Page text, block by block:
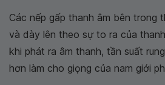
Các nếp gấp thanh âm bên trong
và dày lên theo sự to ra của
khi phát ra âm thanh, tần suất
hơn làm cho giọng của nam giới